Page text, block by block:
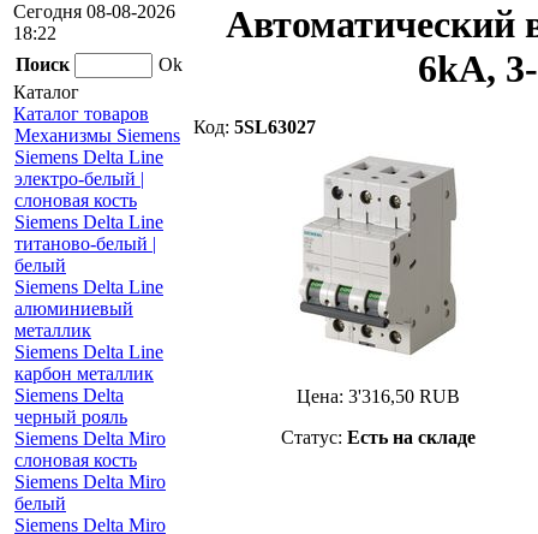
Сегодня 08-08-2026
18:22
Поиск
Ok
Каталог
Каталог товаров
Механизмы Siemens
Siemens Delta Line
электро-белый |
слоновая кость
Siemens Delta Line
титаново-белый |
белый
Siemens Delta Line
алюминиевый
металлик
Siemens Delta Line
карбон металлик
Siemens Delta
черный рояль
Siemens Delta Miro
слоновая кость
Siemens Delta Miro
белый
Siemens Delta Miro
Автоматический
6kA,
Код: 5SL63027
Цена: 3'316,50RUB
Статус: Есть на складе